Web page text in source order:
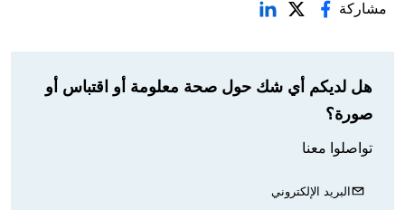
مشاركة
هل لديكم أي شك حول صحة معلومة أو اقتباس أو
صورة؟
تواصلوا معنا
البريد الإلكتروني